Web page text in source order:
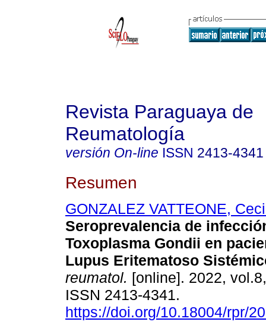
Revista Paraguaya de
Reumatología
versión On-line ISSN 2413-4341
Resumen
GONZALEZ VATTEONE,
Seroprevalencia de
Toxoplasma Gondii en
Lupus Eritematoso
reumatol. [online]. 2022,
ISSN 2413-4341.
https://doi.org/10.18004/rpr/